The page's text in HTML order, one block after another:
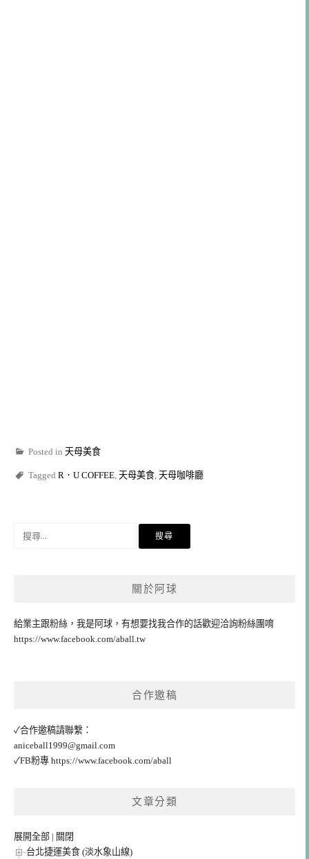
Posted in 天母美食
Tagged R．U COFFEE, 天母美食, 天母咖啡廳
關於阿球
給業主跟粉絲，我是阿球，有想要找我合作的話歡迎洽詢粉絲團唷
https://www.facebook.com/aball.tw
合作邀稿
✓合作邀稿請聯繫：
aniceball1999@gmail.com
✓FB粉專 https://www.facebook.com/aball
文章分類
展開全部 | 關閉
台北捷運美食 (淡水象山線)